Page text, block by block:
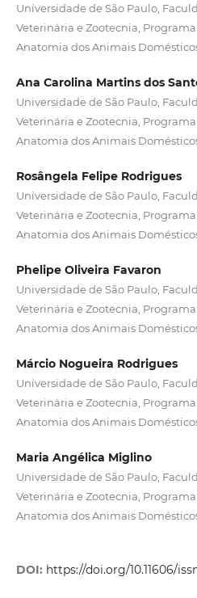
Universidade de São Paulo,
Veterinária e Zootecnia,
Anatomia dos Animais
Ana Carolina Martins dos
Universidade de São Paulo,
Veterinária e Zootecnia,
Anatomia dos Animais
Rosângela Felipe Rodrigues
Universidade de São Paulo,
Veterinária e Zootecnia,
Anatomia dos Animais
Phelipe Oliveira Favaron
Universidade de São Paulo,
Veterinária e Zootecnia,
Anatomia dos Animais
Márcio Nogueira Rodrigues
Universidade de São Paulo,
Veterinária e Zootecnia,
Anatomia dos Animais
Maria Angélica Miglino
Universidade de São Paulo,
Veterinária e Zootecnia,
Anatomia dos Animais
DOI: https://doi.org/10.11606/